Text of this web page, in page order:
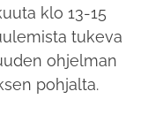
klo 13-15
tukeva
ohjelman
pohjalta.